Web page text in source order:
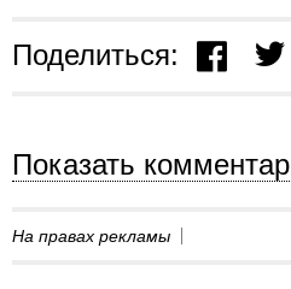
Поделиться:
Показать
На правах рекламы